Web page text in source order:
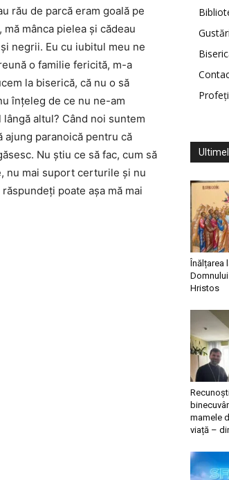
rău de parcă eram goală pe
mânca pielea şi cădeau
negrii. Eu cu iubitul meu ne
o familie fericită, m-a
la biserică, că nu o să
înţeleg de ce nu ne-am
altul? Când noi suntem
ajung paranoică pentru că
Nu ştiu ce să fac, cum să
nu mai suport certurile şi nu
poate aşa mă mai
Înălțarea
Hristos
mamele
viață –